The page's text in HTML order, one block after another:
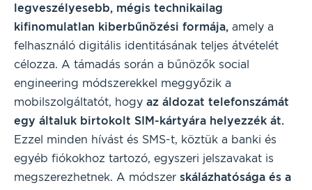
legveszélyesebb, mégis technikailag
kifinomulatlan kiberbűnözési formája, amely a
felhasználó digitális identitásának teljes átvételét
célozza. A támadás során a bűnözők social
engineering módszerekkel meggyőzik a
mobilszolgáltatót, hogy az áldozat telefonszámát
egy általuk birtokolt SIM-kártyára helyezzék át.
Ezzel minden hívást és SMS-t, köztük a banki és
egyéb fiókokhoz tartozó, egyszeri jelszavakat is
megszerezhetnek. A módszer skálázhatósága és a